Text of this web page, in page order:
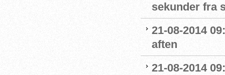
sekunder fra
21-08-2014
aften
21-08-2014